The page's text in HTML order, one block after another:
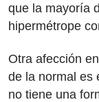
que la mayoría
hipermétrope
Otra afección
de la normal es
no tiene una